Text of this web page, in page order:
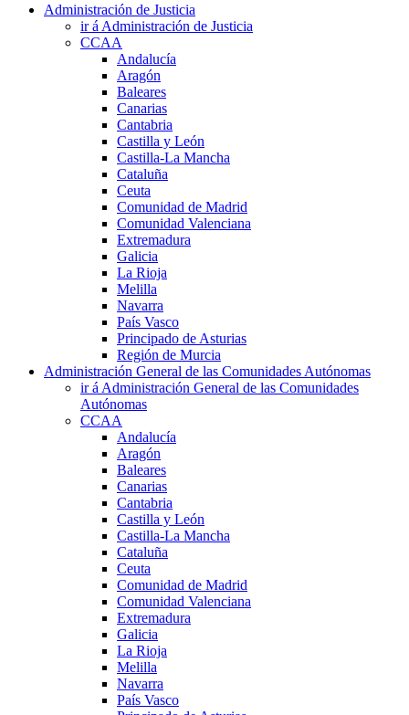
Administración de Justicia
ir á Administración de Justicia
CCAA
Andalucía
Aragón
Baleares
Canarias
Cantabria
Castilla y León
Castilla-La Mancha
Cataluña
Ceuta
Comunidad de Madrid
Comunidad Valenciana
Extremadura
Galicia
La Rioja
Melilla
Navarra
País Vasco
Principado de Asturias
Región de Murcia
Administración General de las Comunidades Autónomas
ir á Administración General de las Comunidades
Autónomas
CCAA
Andalucía
Aragón
Baleares
Canarias
Cantabria
Castilla y León
Castilla-La Mancha
Cataluña
Ceuta
Comunidad de Madrid
Comunidad Valenciana
Extremadura
Galicia
La Rioja
Melilla
Navarra
País Vasco